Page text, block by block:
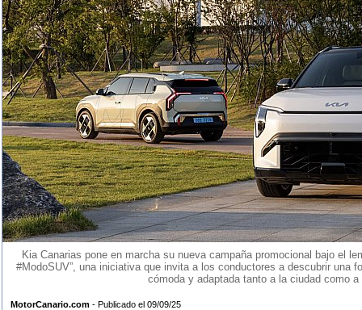
Kia Canarias pone en marcha su nueva campaña promocional bajo el
#ModoSUV”, una iniciativa que invita a los conductores a descubrir una
cómoda y adaptada tanto a la ciudad como a
MotorCanario.com - Publicado el 09/09/25